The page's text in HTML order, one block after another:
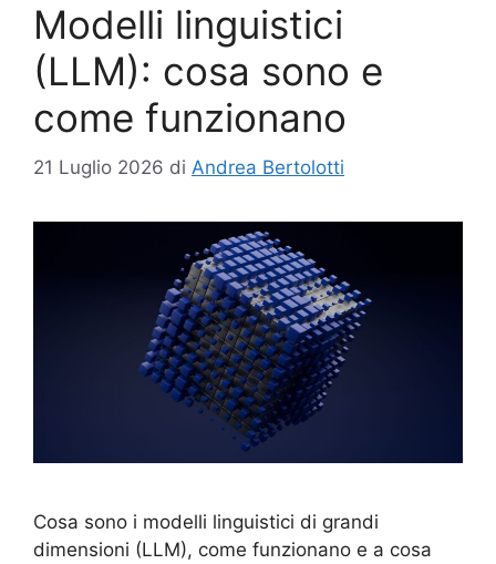
Modelli linguistici
(LLM): cosa sono e
come funzionano
21 Luglio 2026 di Andrea Bertolotti
Cosa sono i modelli linguistici di grandi
dimensioni (LLM), come funzionano e a cosa